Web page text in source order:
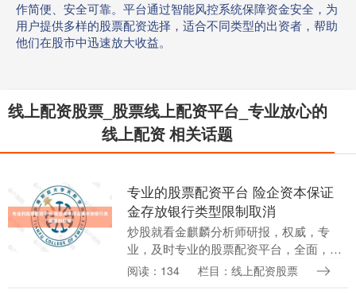
作简便、安全可靠。平台通过智能风控系统保障资金安全，为
用户提供多样的股票配资选择，适合不同类型的出资者，帮助
他们在股市中迅速放大收益。
线上配资股票_股票线上配资平台_专业放心的
线上配资 相关话题
专业的股票配资平台 险企资本保证
金存放银行类型限制取消
炒股就看金麒麟分析师研报，权威，专
业，及时专业的股票配资平台，全面，助
您挖掘潜力主题机会！ 来源：北京商报 保
阅读：134 栏目：线上配资股票